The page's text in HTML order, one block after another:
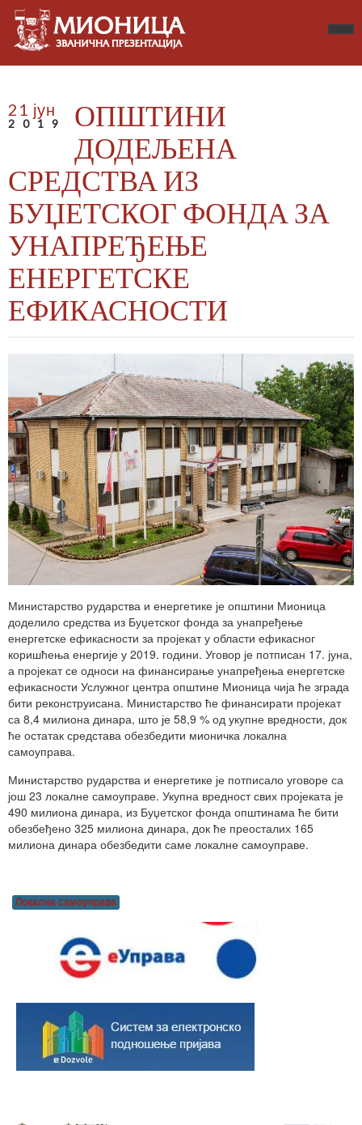
21 јун
2019
ОПШТИНИ
ДОДЕЉЕНА
СРЕДСТВА ИЗ
БУЏЕТСКОГ ФОНДА ЗА
УНАПРЕЂЕЊЕ
ЕНЕРГЕТСКЕ
ЕФИКАСНОСТИ
Министарство рударства и енергетике је општини Мионица
доделило средства из Буџетског фонда за унапређење
енергетске ефикасности за пројекат у области ефикасног
коришћења енергије у 2019. години. Уговор је потписан 17. јуна,
а пројекат се односи на финансирање унапређења енергетске
ефикасности Услужног центра општине Мионица чија ће зграда
бити реконструисана. Министарство ће финансирати пројекат
са 8,4 милиона динара, што је 58,9 % од укупне вредности, док
ће остатак средстава обезбедити мионичка локална
самоуправа.
Министарство рударства и енергетике је потписало уговоре са
још 23 локалне самоуправе. Укупна вредност свих пројеката је
490 милиона динара, из Буџетског фонда општинама ће бити
обезбеђено 325 милиона динара, док ће преосталих 165
милиона динара обезбедити саме локалне самоуправе.
Локална самоуправа